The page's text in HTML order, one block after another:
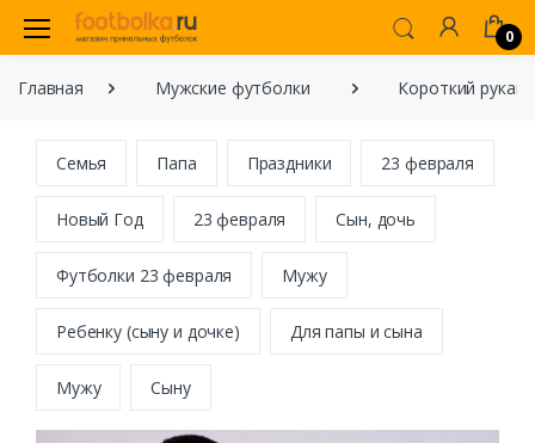
0
Главная Мужские футболки Короткий рукав
Семья Папа Праздники 23 февраля
Новый Год 23 февраля Сын, дочь
Футболки 23 февраля Мужу
Ребенку (сыну и дочке) Для папы и сына
Мужу Сыну